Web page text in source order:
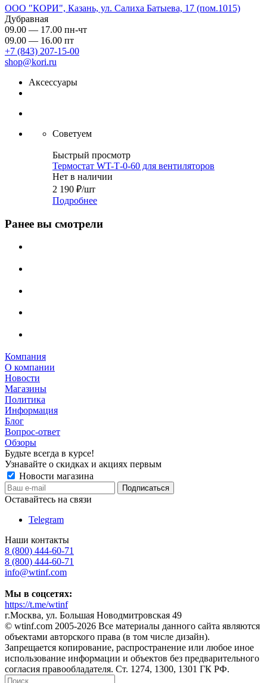
ООО "КОРИ", Казань, ул. Салиха Батыева, 17 (пом.1015)
Дубравная
09.00 — 17.00 пн-чт
09.00 — 16.00 пт
+7 (843) 207-15-00
shop@kori.ru
Аксессуары
Советуем
Быстрый просмотр
Термостат WT-Т-0-60 для вентиляторов
Нет в наличии
2 190 ₽/шт
Подробнее
Ранее вы смотрели
Компания
О компании
Новости
Магазины
Политика
Информация
Блог
Вопрос-ответ
Обзоры
Будьте всегда в курсе!
Узнавайте о скидках и акциях первым
Новости магазина
Оставайтесь на связи
Telegram
Наши контакты
8 (800) 444-60-71
8 (800) 444-60-71
info@wtinf.com
Мы в соцсетях:
https://t.me/wtinf
г.Москва, ул. Большая Новодмитровская 49
©️ wtinf.com 2005-2026 Все материалы данного сайта являются
объектами авторского права (в том числе дизайн).
Запрещается копирование, распространение или любое иное
использование информации и объектов без предварительного
согласия правообладателя. Ст. 1274, 1300, 1301 ГК РФ.